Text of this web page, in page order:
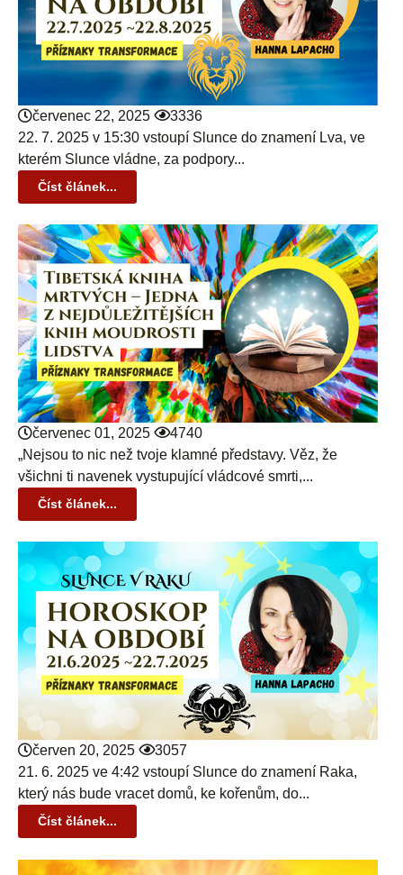
červenec 22, 2025
3336
22. 7. 2025 v 15:30 vstoupí Slunce do znamení Lva, ve
kterém Slunce vládne, za podpory...
Číst článek...
červenec 01, 2025
4740
„Nejsou to nic než tvoje klamné představy. Věz, že
všichni ti navenek vystupující vládcové smrti,...
Číst článek...
červen 20, 2025
3057
21. 6. 2025 ve 4:42 vstoupí Slunce do znamení Raka,
který nás bude vracet domů, ke kořenům, do...
Číst článek...